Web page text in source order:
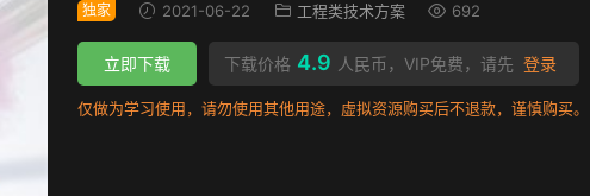
独家 2021-06-22 工程类技术方案 692
下载价格 4.9 人民币，VIP免费，请先 登录
立即下载
仅做为学习使用，请勿使用其他用途，虚拟资源购买后不退款，谨慎购买。